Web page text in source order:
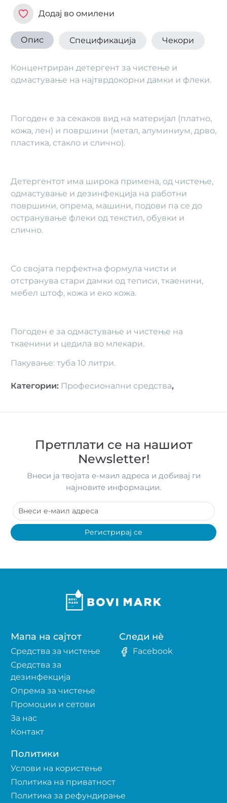
Додај во омилени
Опис Спецификација Чекори
Концентриран детергент за чистење и
одмастување на најтврдокорни дамки и флеки.
Погоден е за секаков вид на материјал (платно,
кожа, лен) и површини (метал, алуминиум, дрво,
пластика, стакло и слично).
Детергентот има широка примена, од чистење,
одмастување и дезинфекција на работни
површини, опрема, машини, подови па се до
остранување флеки од текстил, обувки и
слично.
Со својата перфектна формула чисти и
отстранува стари дамки од теписи, ткаенини,
мебел штоф, кожа и еко кожа.
Погоден е за одмастување и чистење на
ткаенини и цедила во млекари.
Пакување: туба 10 литри.
Категории: Професионални средства,
Претплати се на нашиот
Newsletter!
Внеси ја твојата е-маил адреса и добивај ги
најновите информации.
Регистрирај се
Мапа на сајтот
Средства за чистење
Средства за
дезинфекција
Опрема за чистење
Промоции и сетови
За нас
Контакт
Политики
Услови на користење
Политика на приватност
Политика за рефундирање
Следи нè
Facebook